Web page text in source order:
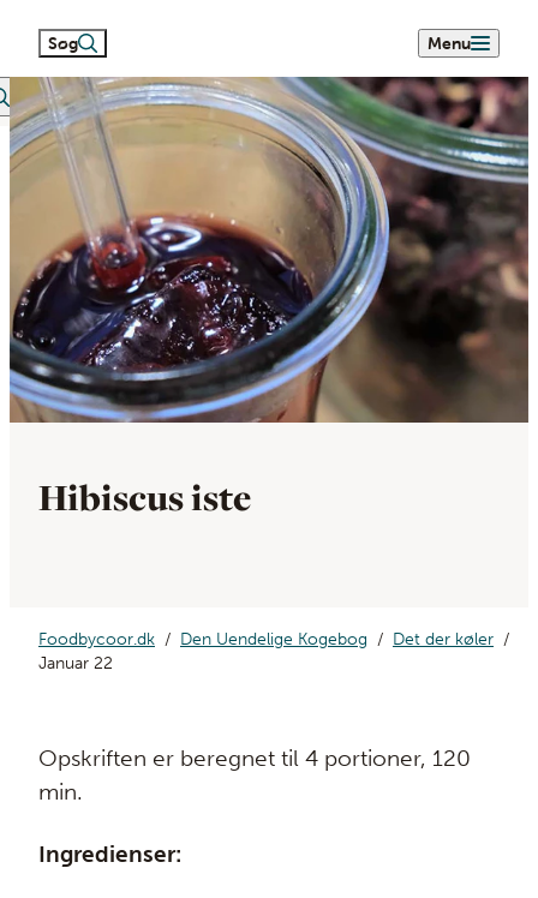
Søg
search
Menu
Hibiscus iste
Foodbycoor.dk Den Uendelige Kogebog
Det der køler
Januar 22
Opskriften er beregnet til 4 portioner, 120
min.
Ingredienser: